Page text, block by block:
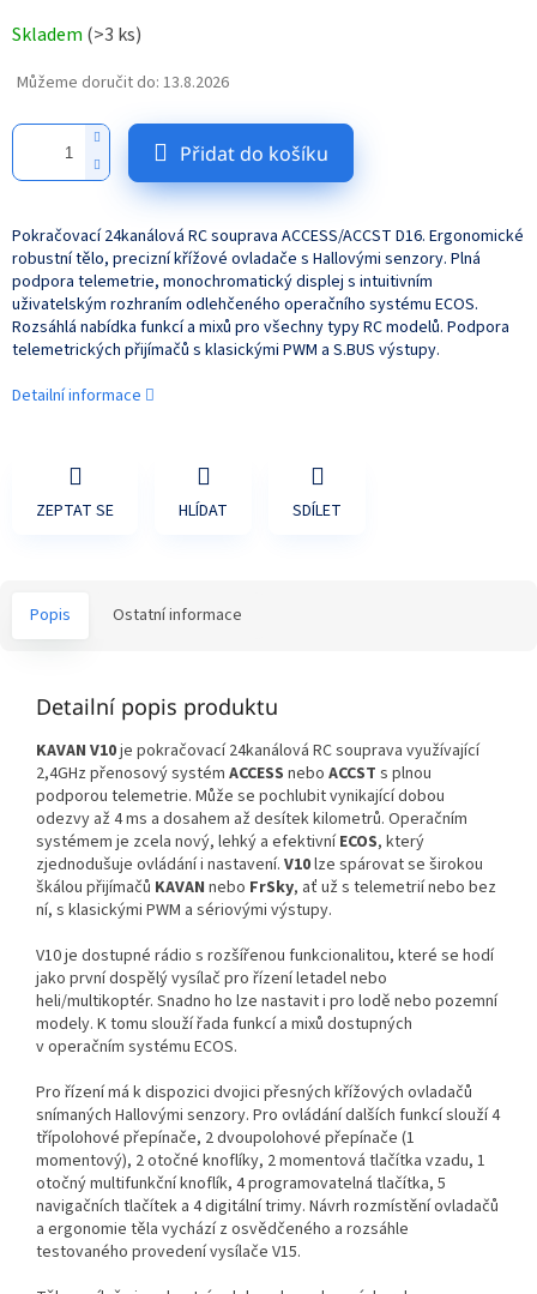
cena:
Skladem (>3 ks)
Můžeme doručit do: 13.8.2026
Přidat do košíku
Pokračovací 24kanálová RC souprava ACCESS/ACCST D16. Ergonomické
robustní tělo, precizní křížové ovladače s Hallovými senzory. Plná
podpora telemetrie, monochromatický displej s intuitivním
uživatelským rozhraním odlehčeného operačního systému ECOS.
Rozsáhlá nabídka funkcí a mixů pro všechny typy RC modelů. Podpora
telemetrických přijímačů s klasickými PWM a S.BUS výstupy.
Detailní informace
ZEPTAT SE HLÍDAT SDÍLET
Popis Ostatní informace
Detailní popis produktu
KAVAN V10je pokračovací 24kanálová RC souprava využívající
2,4GHz přenosový systém ACCESS nebo ACCST s plnou
podporou telemetrie. Může se pochlubit vynikající dobou
odezvy až 4 ms a dosahem až desítek kilometrů. Operačním
systémem je zcela nový, lehký a efektivníECOS, který
zjednodušuje ovládání i nastavení. V10lze spárovat se širokou
škálou přijímačů KAVAN nebo FrSky, ať už s telemetrií nebo bez
ní, s klasickými PWM a sériovými výstupy.
V10 je dostupné rádio s rozšířenou funkcionalitou, které se hodí
jako první dospělý vysílač pro řízení letadel nebo
heli/multikoptér. Snadno ho lze nastavit i pro lodě nebo pozemní
modely. K tomu slouží řada funkcí a mixů dostupných
v operačním systému ECOS.
Pro řízení má k dispozici dvojici přesných křížových ovladačů
snímaných Hallovými senzory. Pro ovládání dalších funkcí slouží 4
třípolohové přepínače, 2 dvoupolohové přepínače (1
momentový), 2 otočné knoflíky, 2 momentová tlačítka vzadu, 1
otočný multifunkční knoflík, 4 programovatelná tlačítka, 5
navigačních tlačítek a 4 digitální trimy. Návrh rozmístění ovladačů
a ergonomie těla vychází z osvědčeného a rozsáhle
testovaného provedení vysílače V15.